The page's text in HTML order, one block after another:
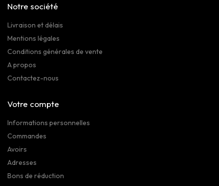
Notre société
Livraison et délais
Mentions légales
Conditions générales de vente
A propos
Contactez-nous
Votre compte
Informations personnelles
Commandes
Avoirs
Adresses
Bons de réduction